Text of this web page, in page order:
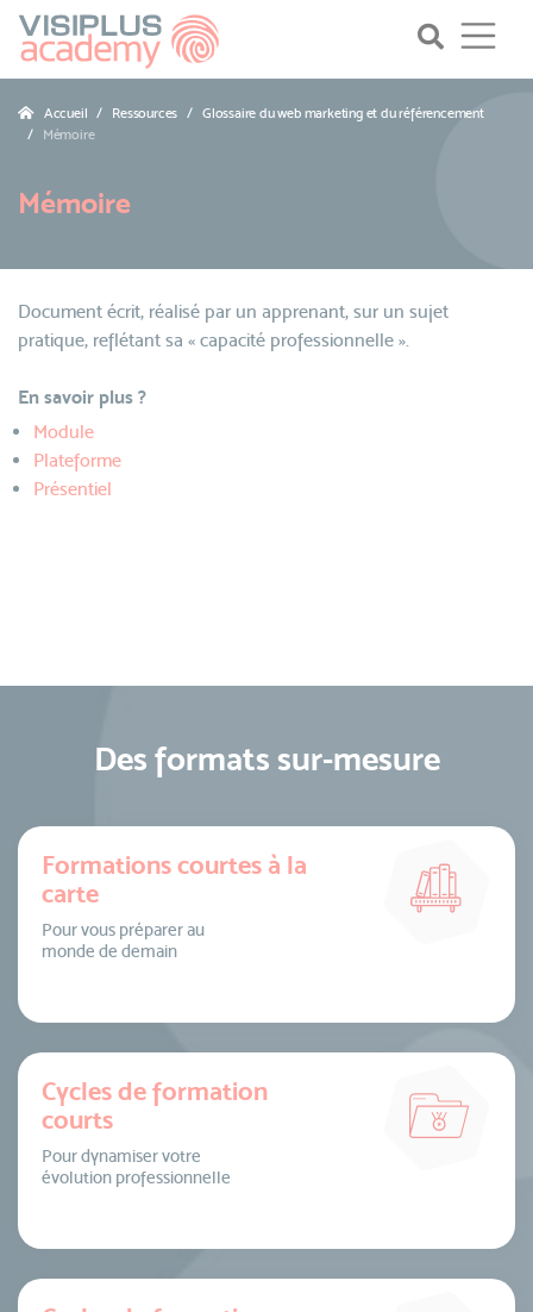
Accueil Ressources
Glossaire du web marketing et du référencement
Mémoire
Mémoire
Document écrit, réalisé par un apprenant, sur un sujet
pratique, reflétant sa « capacité professionnelle ».
En savoir plus ?
Module
Plateforme
Présentiel
Des formats sur-mesure
Formations courtes à la
carte
Pour vous préparer au
monde de demain
Cycles de formation
courts
Pour dynamiser votre
évolution professionnelle